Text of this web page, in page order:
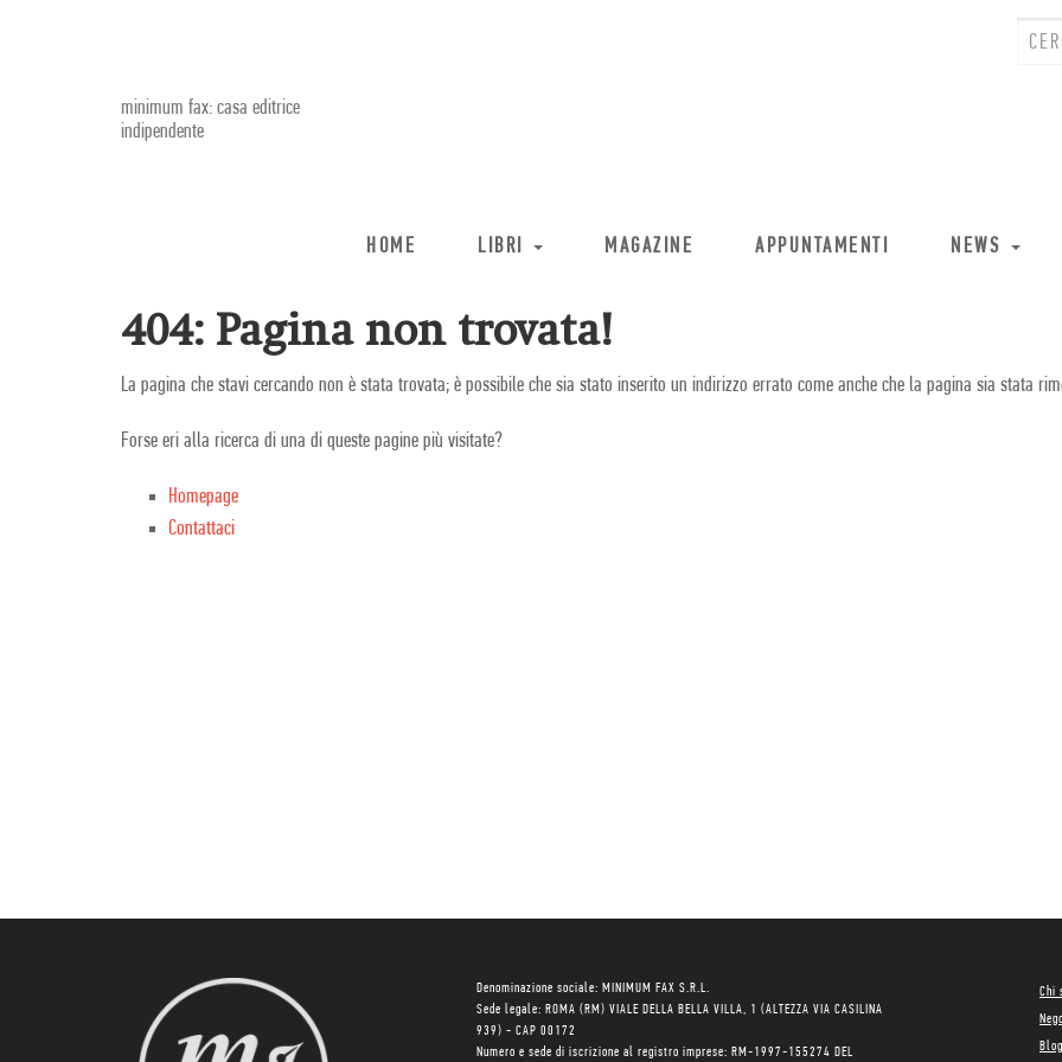
minimum fax: casa editrice
indipendente
HOME LIBRI MAGAZINE APPUNTAMENTI NEWS
404: Pagina non trovata!
La pagina che stavi cercando non è stata trovata; è possibile che sia stato inserito un indirizzo errato come anche che la pagina sia stata
Forse eri alla ricerca di una di queste pagine più visitate?
Homepage
Contattaci
Denominazione sociale: MINIMUM FAX S.R.L.
Sede legale: ROMA (RM) VIALE DELLA BELLA VILLA, 1 (ALTEZZA VIA CASILINA
939) - CAP 00172
Numero e sede di iscrizione al registro imprese: RM-1997-155274 DEL
Chi